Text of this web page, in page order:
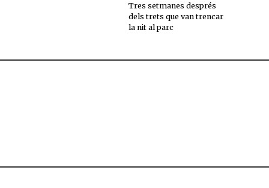
Tres setmanes després
dels trets que van trencar
la nit al parc